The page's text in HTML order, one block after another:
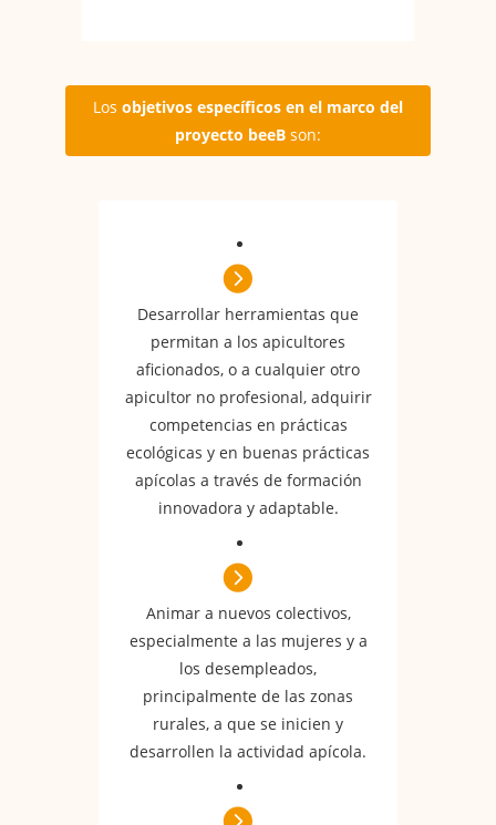
Los objetivos específicos en el marco del
proyecto beeB son:
Desarrollar herramientas que
permitan a los apicultores
aficionados, o a cualquier otro
apicultor no profesional, adquirir
competencias en prácticas
ecológicas y en buenas prácticas
apícolas a través de formación
innovadora y adaptable.
Animar a nuevos colectivos,
especialmente a las mujeres y a
los desempleados,
principalmente de las zonas
rurales, a que se inicien y
desarrollen la actividad apícola.